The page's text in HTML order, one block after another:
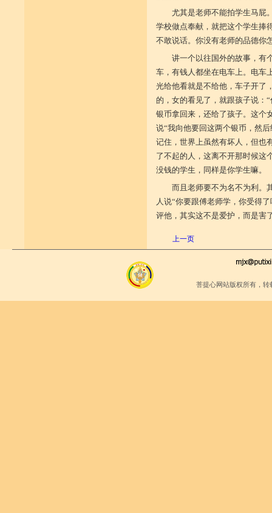
尤其是老师不能拍学生马屁
学校做点奉献，就把这个学生捧
不敢说话。你没有老师的品德你
讲一个以往国外的故事，有
车，有钱人都坐在电车上。电车
光给他看就是不给他，车子开了
的，女的看见了，就跟孩子说：
银币拿回来，还给了孩子。这个
说“我向他要回这两个银币，然
记住，世界上虽然有坏人，但也
了不起的人，这离不开那时候这
没钱的学生，同样是你学生嘛。
而且老师要不为名不为利。
人说“你要跟傅老师学，你受得
评他，其实这不是爱护，而是害
上一页
菩提心网站版权所有，